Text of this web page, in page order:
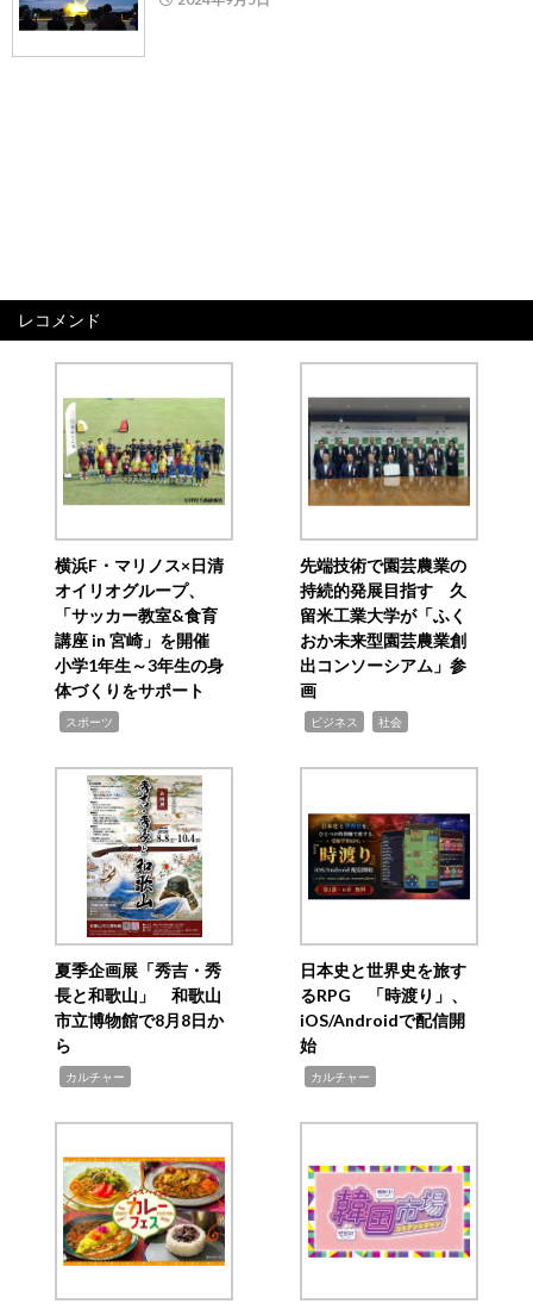
レコメンド
横浜F・マリノス×日清
オイリオグループ、
「サッカー教室&食育
講座 in 宮崎」を開催
小学1年生～3年生の身
体づくりをサポート
スポーツ
先端技術で園芸農業の
持続的発展目指す 久
留米工業大学が「ふく
おか未来型園芸農業創
出コンソーシアム」参
画
ビジネス 社会
夏季企画展「秀吉・秀
長と和歌山」 和歌山
市立博物館で8月8日か
ら
カルチャー
日本史と世界史を旅す
るRPG 「時渡り」、
iOS/Androidで配信開
始
カルチャー